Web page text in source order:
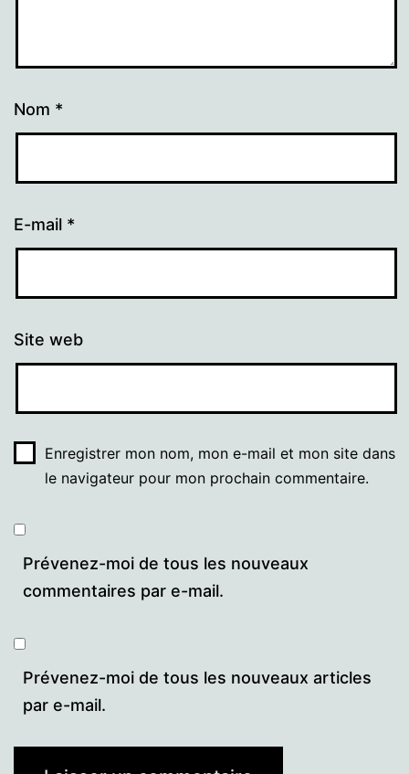
Nom *
E-mail *
Site web
Enregistrer mon nom, mon e-mail et mon site dans
le navigateur pour mon prochain commentaire.
Prévenez-moi de tous les nouveaux
commentaires par e-mail.
Prévenez-moi de tous les nouveaux articles
par e-mail.